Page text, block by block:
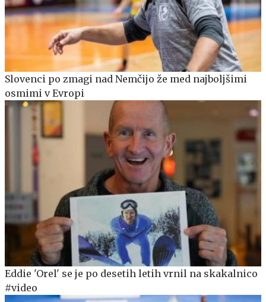
Slovenci po zmagi nad Nemčijo že med najboljšimi
osmimi v Evropi
Eddie 'Orel' se je po desetih letih vrnil na skakalnico
#video